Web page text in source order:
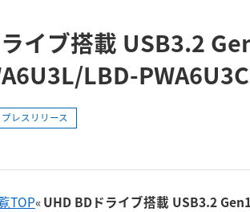
イブ搭載 USB3.2
LBD-
レスリリース
TOP«UHD BDドライブ搭載 USB3.2